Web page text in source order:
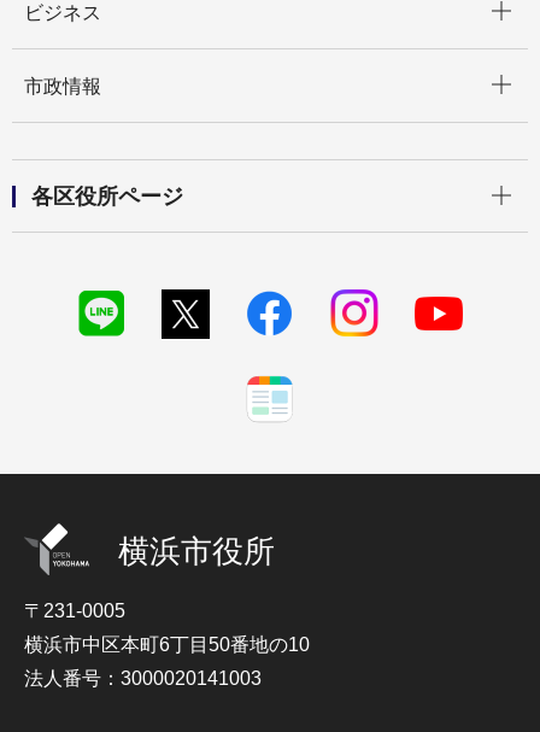
ビジネス
市政情報
各区役所ページ
横浜市役所
〒231-0005
横浜市中区本町6丁目50番地の10
法人番号：3000020141003